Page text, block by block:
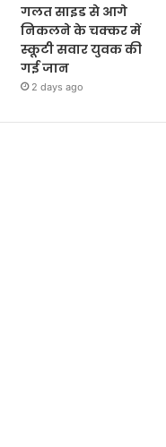
गलत साइड से आगे
निकलने के चक्कर में
स्कूटी सवार युवक की
गई जान
2 days ago